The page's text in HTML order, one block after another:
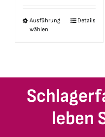
Ausführung
wählen
Dieses
Varianten
auf.
Die
Optionen
Details
leben